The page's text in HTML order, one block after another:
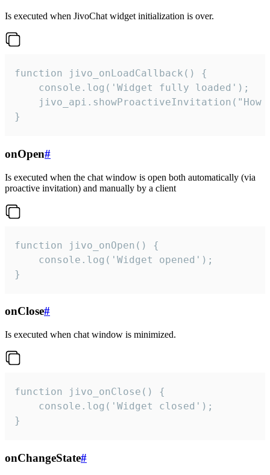
Is executed when JivoChat widget initialization is over.
function jivo_onLoadCallback() {
    console.log('Widget fully loaded');
jivo_api.showProactiveInvitation("How
}
onOpen#
Is executed when the chat window is open both automatically (via
proactive invitation) and manually by a client
function jivo_onOpen() {
    console.log('Widget opened');
}
onClose#
Is executed when chat window is minimized.
function jivo_onClose() {
    console.log('Widget closed');
}
onChangeState#